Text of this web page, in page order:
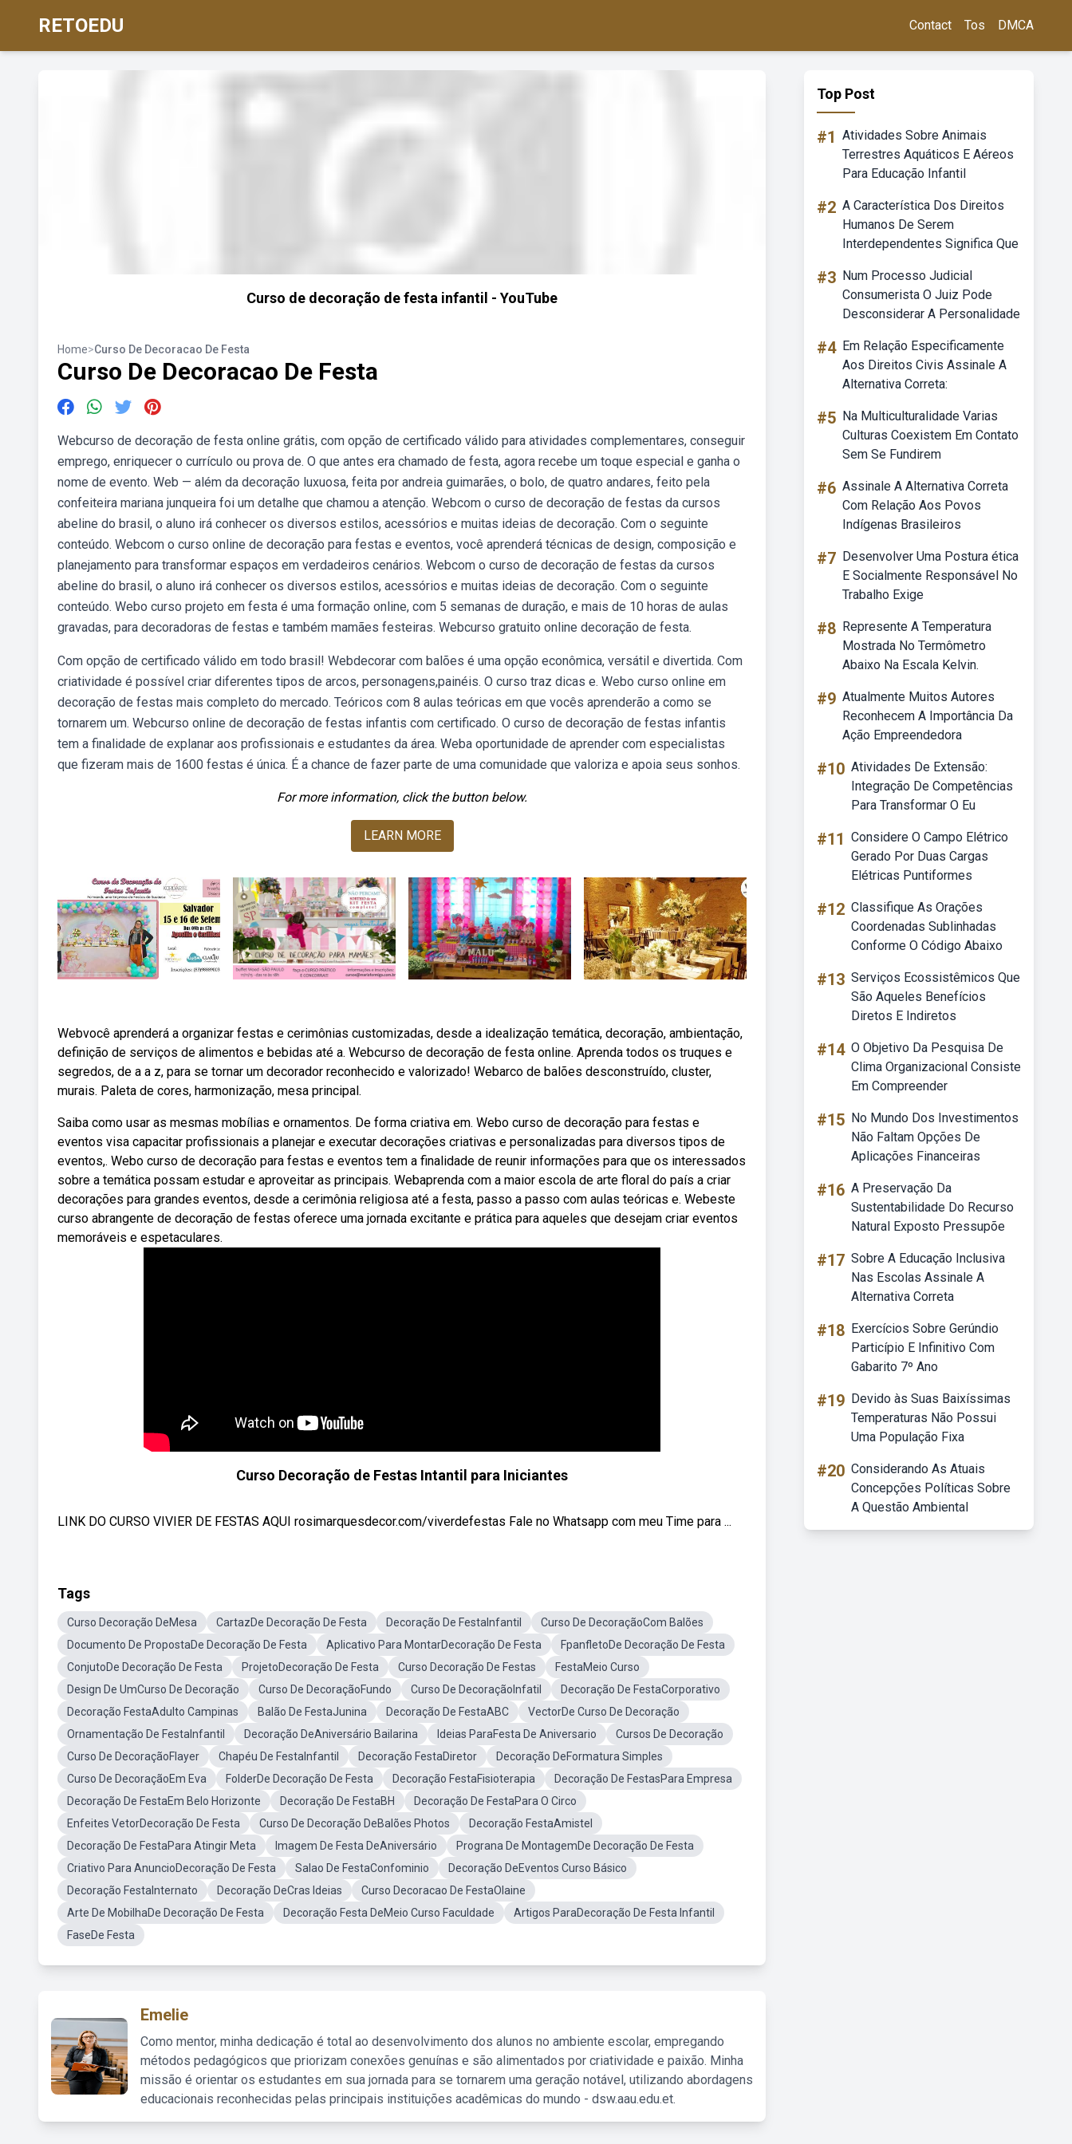
RETOEDU Contact Tos DMCA
Curso de decoração de festa infantil - YouTube
Home>Curso De Decoracao De Festa
Curso De Decoracao De Festa
Webcurso de decoração de festa online grátis, com opção de certificado válido para atividades complementares, conseguir
emprego, enriquecer o currículo ou prova de. O que antes era chamado de festa, agora recebe um toque especial e ganha o
nome de evento. Web — além da decoração luxuosa, feita por andreia guimarães, o bolo, de quatro andares, feito pela
confeiteira mariana junqueira foi um detalhe que chamou a atenção. Webcom o curso de decoração de festas da cursos
abeline do brasil, o aluno irá conhecer os diversos estilos, acessórios e muitas ideias de decoração. Com o seguinte
conteúdo. Webcom o curso online de decoração para festas e eventos, você aprenderá técnicas de design, composição e
planejamento para transformar espaços em verdadeiros cenários. Webcom o curso de decoração de festas da cursos
abeline do brasil, o aluno irá conhecer os diversos estilos, acessórios e muitas ideias de decoração. Com o seguinte
conteúdo. Webo curso projeto em festa é uma formação online, com 5 semanas de duração, e mais de 10 horas de aulas
gravadas, para decoradoras de festas e também mamães festeiras. Webcurso gratuito online decoração de festa.
Com opção de certificado válido em todo brasil! Webdecorar com balões é uma opção econômica, versátil e divertida. Com
criatividade é possível criar diferentes tipos de arcos, personagens,painéis. O curso traz dicas e. Webo curso online em
decoração de festas mais completo do mercado. Teóricos com 8 aulas teóricas em que vocês aprenderão a como se
tornarem um. Webcurso online de decoração de festas infantis com certificado. O curso de decoração de festas infantis
tem a finalidade de explanar aos profissionais e estudantes da área. Weba oportunidade de aprender com especialistas
que fizeram mais de 1600 festas é única. É a chance de fazer parte de uma comunidade que valoriza e apoia seus sonhos.
For more information, click the button below.
LEARN MORE
Webvocê aprenderá a organizar festas e cerimônias customizadas, desde a idealização temática, decoração, ambientação,
definição de serviços de alimentos e bebidas até a. Webcurso de decoração de festa online. Aprenda todos os truques e
segredos, de a a z, para se tornar um decorador reconhecido e valorizado! Webarco de balões desconstruído, cluster,
murais. Paleta de cores, harmonização, mesa principal.
Saiba como usar as mesmas mobílias e ornamentos. De forma criativa em. Webo curso de decoração para festas e
eventos visa capacitar profissionais a planejar e executar decorações criativas e personalizadas para diversos tipos de
eventos,. Webo curso de decoração para festas e eventos tem a finalidade de reunir informações para que os interessados
sobre a temática possam estudar e aproveitar as principais. Webaprenda com a maior escola de arte floral do país a criar
decorações para grandes eventos, desde a cerimônia religiosa até a festa, passo a passo com aulas teóricas e. Webeste
curso abrangente de decoração de festas oferece uma jornada excitante e prática para aqueles que desejam criar eventos
memoráveis e espetaculares.
Curso Decoração de Festas Intantil para Iniciantes
LINK DO CURSO VIVIER DE FESTAS AQUI rosimarquesdecor.com/viverdefestas Fale no Whatsapp com meu Time para ...
Tags
Curso Decoração DeMesa CartazDe Decoração De Festa Decoração De FestaInfantil
Curso De DecoraçãoCom Balões
Documento De PropostaDe Decoração De Festa
Aplicativo Para MontarDecoração De Festa
FpanfletoDe Decoração De Festa
ConjutoDe Decoração De Festa
ProjetoDecoração De Festa Curso Decoração De Festas
FestaMeio Curso
Design De UmCurso De Decoração
Curso De DecoraçãoFundo Curso De DecoraçãoInfatil
Decoração De FestaCorporativo
Decoração FestaAdulto Campinas
Balão De FestaJunina Decoração De FestaABC
VectorDe Curso De Decoração
Ornamentação De FestaInfantil
Decoração DeAniversário Bailarina Ideias ParaFesta De Aniversario
Cursos De Decoração
Curso De DecoraçãoFlayer
Chapéu De FestaInfantil Decoração FestaDiretor
Decoração DeFormatura Simples
Curso De DecoraçãoEm Eva
FolderDe Decoração De Festa Decoração FestaFisioterapia
Decoração De FestasPara Empresa
Decoração De FestaEm Belo Horizonte
Decoração De FestaBH
Decoração De FestaPara O Circo
Enfeites VetorDecoração De Festa
Curso De Decoração DeBalões Photos
Decoração FestaAmistel
Decoração De FestaPara Atingir Meta
Imagem De Festa DeAniversário
Prograna De MontagemDe Decoração De Festa
Criativo Para AnuncioDecoração De Festa
Salao De FestaConfominio
Decoração DeEventos Curso Básico
Decoração FestaInternato
Decoração DeCras Ideias
Curso Decoracao De FestaOlaine
Arte De MobilhaDe Decoração De Festa
Decoração Festa DeMeio Curso Faculdade
Artigos ParaDecoração De Festa Infantil
FaseDe Festa
Emelie
Como mentor, minha dedicação é total ao desenvolvimento dos alunos no ambiente escolar, empregando
métodos pedagógicos que priorizam conexões genuínas e são alimentados por criatividade e paixão. Minha
missão é orientar os estudantes em sua jornada para se tornarem uma geração notável, utilizando abordagens
educacionais reconhecidas pelas principais instituições acadêmicas do mundo - dsw.aau.edu.et.
Top Post
#1 Atividades Sobre Animais
Terrestres Aquáticos E Aéreos
Para Educação Infantil
#2 A Característica Dos Direitos
Humanos De Serem
Interdependentes Significa Que
#3 Num Processo Judicial
Consumerista O Juiz Pode
Desconsiderar A Personalidade
#4 Em Relação Especificamente
Aos Direitos Civis Assinale A
Alternativa Correta:
#5 Na Multiculturalidade Varias
Culturas Coexistem Em Contato
Sem Se Fundirem
#6 Assinale A Alternativa Correta
Com Relação Aos Povos
Indígenas Brasileiros
#7 Desenvolver Uma Postura ética
E Socialmente Responsável No
Trabalho Exige
#8 Represente A Temperatura
Mostrada No Termômetro
Abaixo Na Escala Kelvin.
#9 Atualmente Muitos Autores
Reconhecem A Importância Da
Ação Empreendedora
#10 Atividades De Extensão:
Integração De Competências
Para Transformar O Eu
#11 Considere O Campo Elétrico
Gerado Por Duas Cargas
Elétricas Puntiformes
#12 Classifique As Orações
Coordenadas Sublinhadas
Conforme O Código Abaixo
#13 Serviços Ecossistêmicos Que
São Aqueles Benefícios
Diretos E Indiretos
#14 O Objetivo Da Pesquisa De
Clima Organizacional Consiste
Em Compreender
#15 No Mundo Dos Investimentos
Não Faltam Opções De
Aplicações Financeiras
#16 A Preservação Da
Sustentabilidade Do Recurso
Natural Exposto Pressupõe
#17 Sobre A Educação Inclusiva
Nas Escolas Assinale A
Alternativa Correta
#18 Exercícios Sobre Gerúndio
Particípio E Infinitivo Com
Gabarito 7º Ano
#19 Devido às Suas Baixíssimas
Temperaturas Não Possui
Uma População Fixa
#20 Considerando As Atuais
Concepções Políticas Sobre
A Questão Ambiental